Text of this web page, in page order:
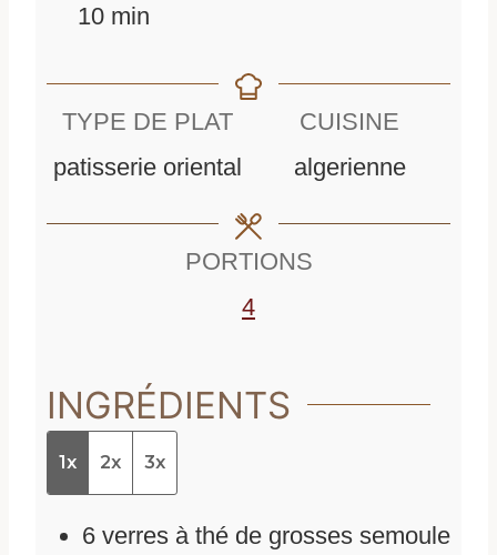
10m
n
min
u
t
s
e
t
TYPE DE PLAT
patisserie oriental
CUISINE
algerienne
PORTIONS
4
INGRÉDIENTS
1x 2x 3x
6 verres à thé de grosses semoule